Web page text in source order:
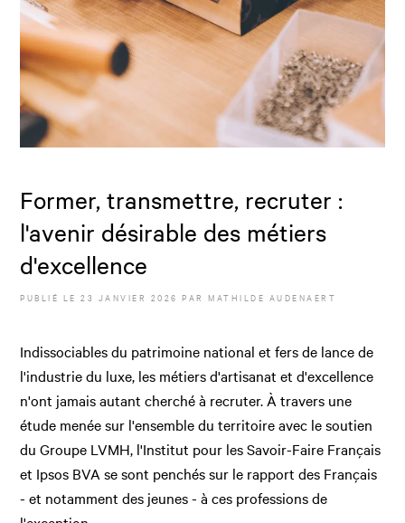
Former, transmettre, recruter :
l'avenir désirable des métiers
d'excellence
PUBLIÉ LE23 JANVIER 2026 PARMATHILDE AUDENAERT
Indissociables du patrimoine national et fers de lance de
l'industrie du luxe, les métiers d'artisanat et d'excellence
n'ont jamais autant cherché à recruter. À travers une
étude menée sur l'ensemble du territoire avec le soutien
du Groupe LVMH, l'Institut pour les Savoir-Faire Français
et Ipsos BVA se sont penchés sur le rapport des Français
- et notamment des jeunes - à ces professions de